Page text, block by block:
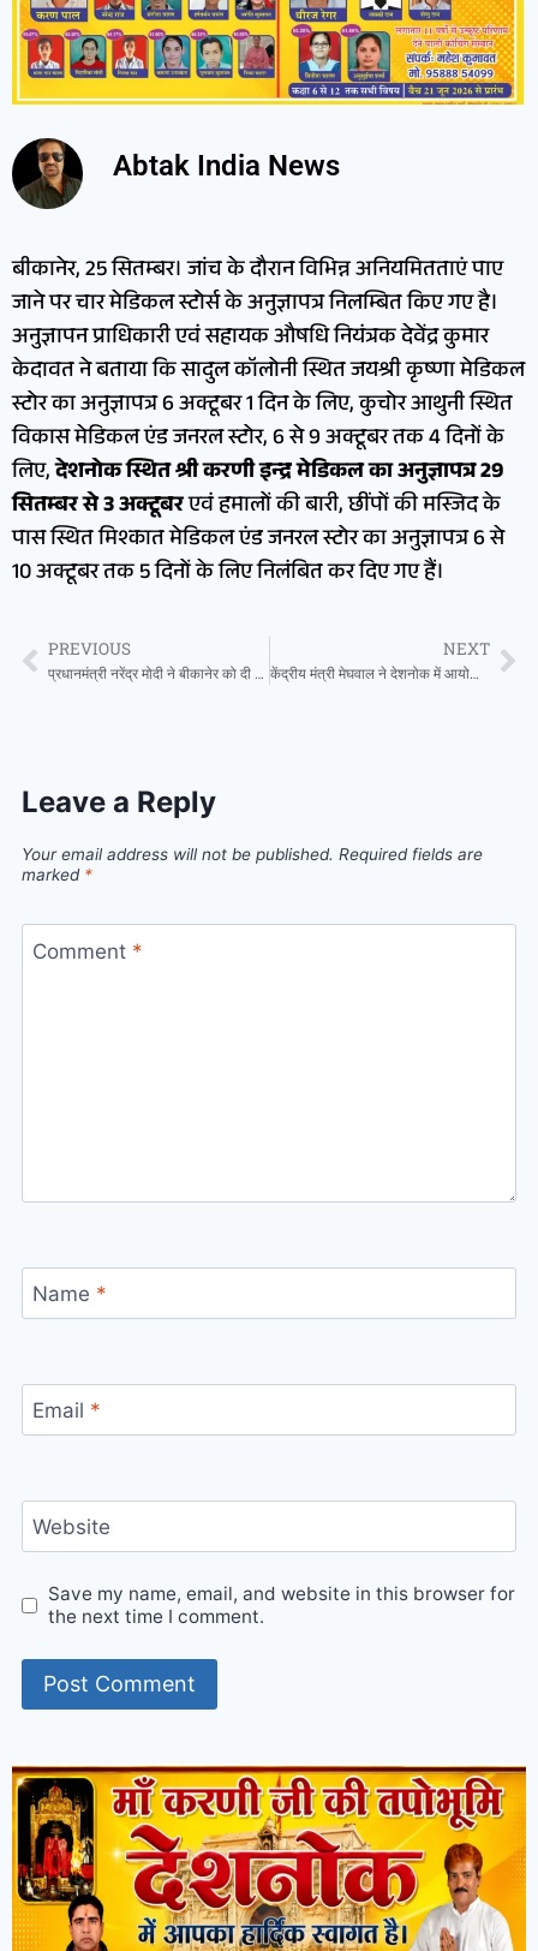
Abtak India News
बीकानेर, 25 सितम्बर। जांच के दौरान विभिन्न अनियमितताएं पाए
जाने पर चार मेडिकल स्टोर्स के अनुज्ञापत्र निलम्बित किए गए है।
अनुज्ञापन प्राधिकारी एवं सहायक औषधि नियंत्रक देवेंद्र कुमार
केदावत ने बताया कि सादुल कॉलोनी स्थित जयश्री कृष्णा मेडिकल
स्टोर का अनुज्ञापत्र 6 अक्टूबर 1 दिन के लिए, कुचोर आथुनी स्थित
विकास मेडिकल एंड जनरल स्टोर, 6 से 9 अक्टूबर तक 4 दिनों के
लिए,देशनोक स्थित श्री करणी इन्द्र मेडिकल का अनुज्ञापत्र 29
सितम्बर से 3 अक्टूबरएवं हमालों की बारी, छींपों की मस्जिद के
पास स्थित मिश्कात मेडिकल एंड जनरल स्टोर का अनुज्ञापत्र 6 से
10 अक्टूबर तक 5 दिनों के लिए निलंबित कर दिए गए हैं।
PREVIOUS
प्रधानमंत्री नरेंद्र मोदी ने बीकानेर को दी बड़ी सौगात, बांसवाड़ा से बीकानेर दिल्ली कैंट वंदे भारत एक्सप्रेस को दिखाई हरी झंडी
NEXT
केंद्रीय मंत्री मेघवाल ने देशनोक में आयोजित शहरी सेवा शिविर का किया अवलोकन
Leave a Reply
Your email address will not be published. Required fields are
marked *
Comment *
Name *
Email *
Website
Save my name, email, and website in this browser for
the next time I comment.